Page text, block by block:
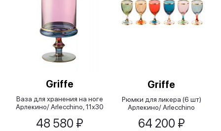
Griffe
Ваза для хранения на ноге
Арлекино/ Arlecchino, 11х30
48 580 ₽
Griffe
Рюмки для ликера (6 шт)
Арлекино/ Arlecchino
64 200 ₽